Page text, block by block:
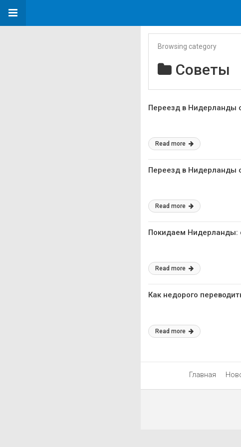
Browsing category
Советы
Переезд в Нидерланды
Read more
Переезд в Нидерланды
Read more
Покидаем Нидерланды:
Read more
Как недорого
Read more
Главная